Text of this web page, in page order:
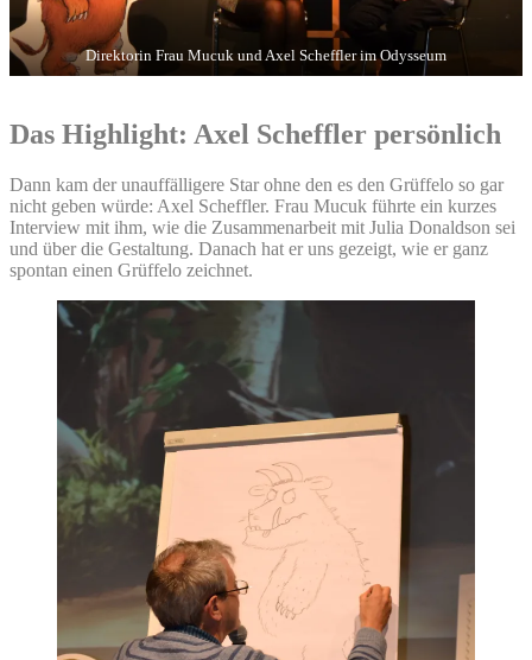
Direktorin Frau Mucuk und Axel Scheffler im Odysseum
Das Highlight: Axel Scheffler persönlich
Dann kam der unauffälligere Star ohne den es den Grüffelo so gar
nicht geben würde: Axel Scheffler. Frau Mucuk führte ein kurzes
Interview mit ihm, wie die Zusammenarbeit mit Julia Donaldson sei
und über die Gestaltung. Danach hat er uns gezeigt, wie er ganz
spontan einen Grüffelo zeichnet.